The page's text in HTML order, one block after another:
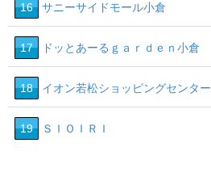
16 サニーサイドモール小倉
17 ドッとあーるｇａｒｄｅｎ小倉
18 イオン若松ショッピングセンター
19 ＳＩＯＩＲＩ